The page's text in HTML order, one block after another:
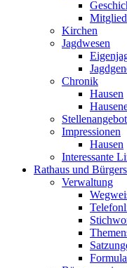
Kirchen
Jagdwesen
Chronik
Hausen
Impressionen
Hausen
Interessante
Rathaus und
Verwaltung